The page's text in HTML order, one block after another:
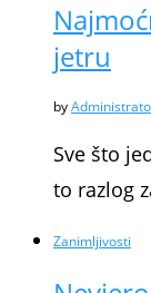
jetru
by
Sve što
to razlog
Zanimljivosti